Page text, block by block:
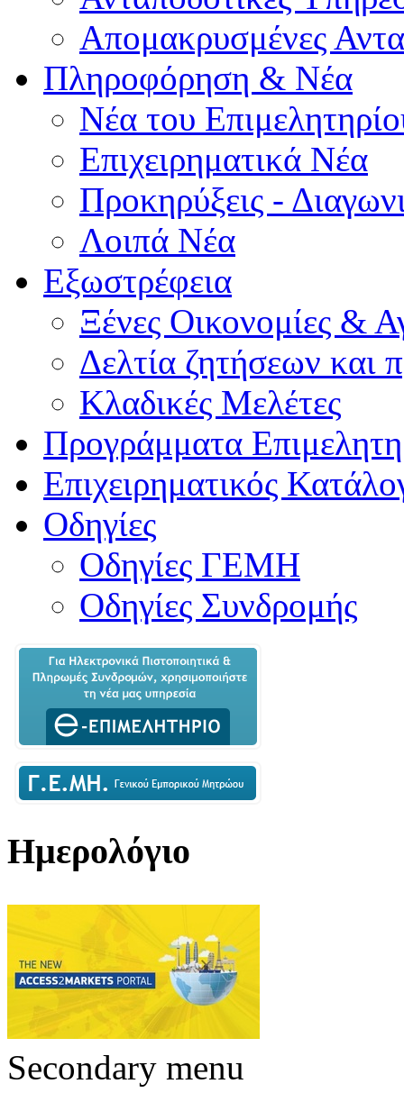
Απομακρυσμένες
Πληροφόρηση & Νέα
Νέα του
Επιχειρηματικά Νέα
Προκηρύξεις -
Λοιπά Νέα
Εξωστρέφεια
Ξένες Οικονομίες &
Δελτία ζητήσεων
Κλαδικές Μελέτες
Προγράμματα
Επιχειρηματικός
Οδηγίες
Οδηγίες ΓΕΜΗ
Οδηγίες Συνδρομής
Ημερολόγιο
Secondary menu